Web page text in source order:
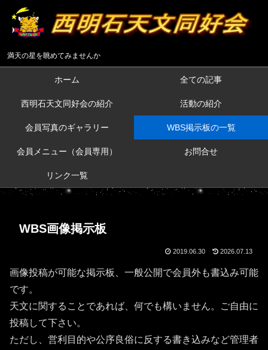
満天の星を眺めてみませんか
ホーム 全ての記事
西明石天文同好会の紹介 活動の紹介
会員写真のギャラリー WBS掲示板の一覧
会員メニュー（会員専用） お問合せ
リンク一覧
WBS画像掲示板
2019.06.30 2026.07.13
画像投稿が可能な掲示板、一般公開で会員外も書込み可能
です。
天文に関することであれば、何でも構いません。ご自由に
投稿して下さい。
ただし、営利目的や公序良俗に反する書き込みなど管理者